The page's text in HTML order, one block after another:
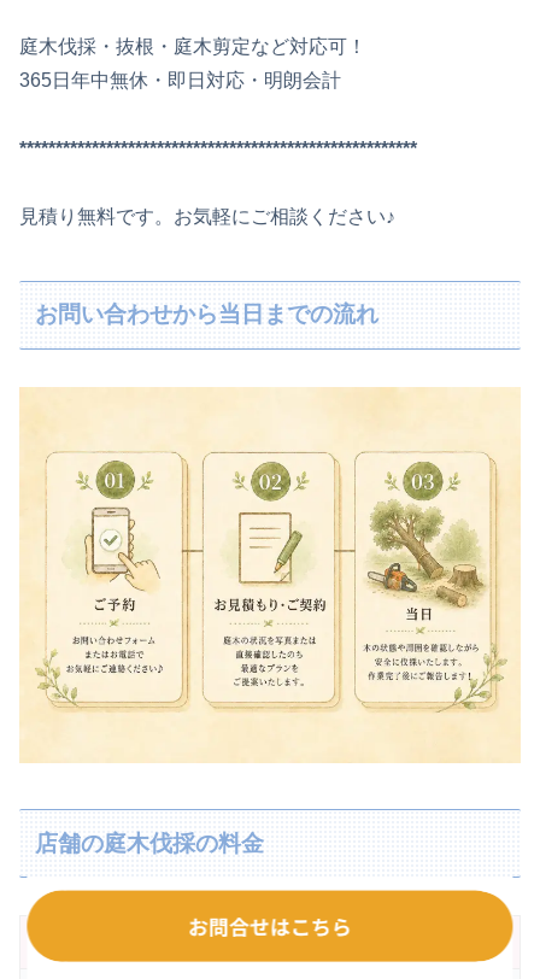
庭木伐採・抜根・庭木剪定など対応可！
365日年中無休・即日対応・明朗会計
*******************************************************
見積り無料です。お気軽にご相談ください♪
お問い合わせから当日までの流れ
店舗の庭木伐採の料金
3〜5m 5〜7m